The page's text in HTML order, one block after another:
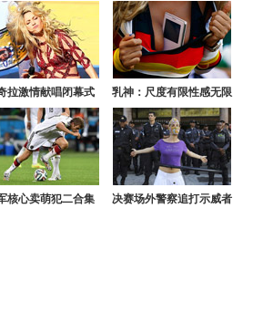
拉激情献唱闭幕式 乳神：尺度有限性感无限
核心卖萌犯二合集 决赛场外警察追打示威者